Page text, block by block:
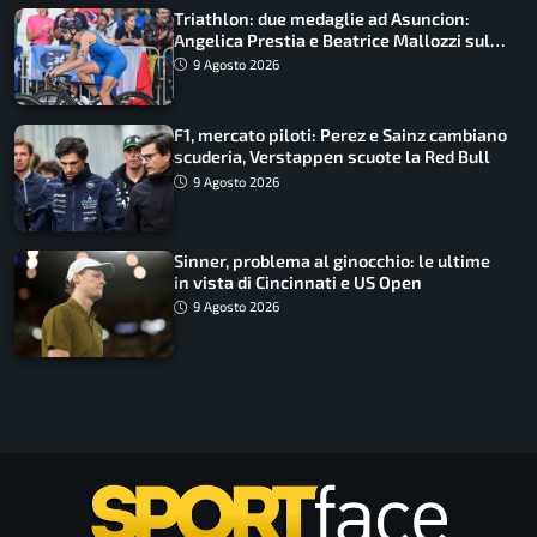
Triathlon: due medaglie ad Asuncion:
Angelica Prestia e Beatrice Mallozzi sul
podio
9 Agosto 2026
F1, mercato piloti: Perez e Sainz cambiano
scuderia, Verstappen scuote la Red Bull
9 Agosto 2026
Sinner, problema al ginocchio: le ultime
in vista di Cincinnati e US Open
9 Agosto 2026